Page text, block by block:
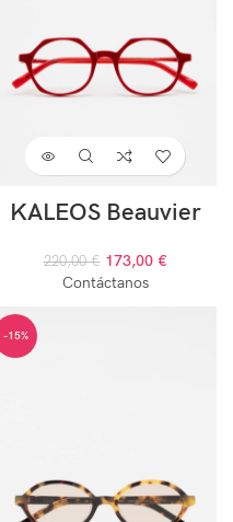
KALEOS Beauvier
220,00€ 173,00 €
Contáctanos
-15%